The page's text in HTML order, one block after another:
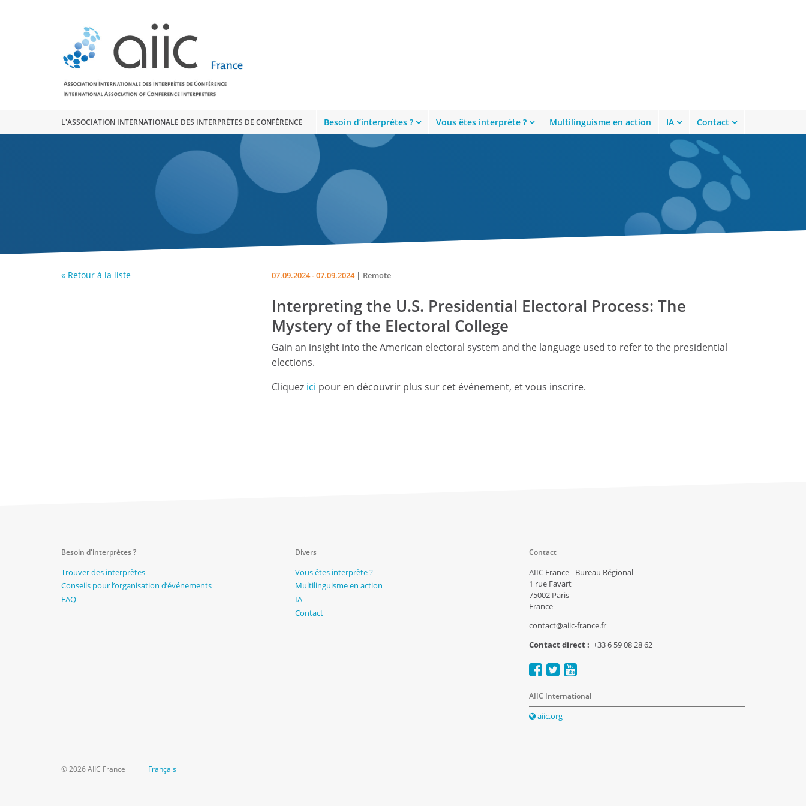
L'ASSOCIATION INTERNATIONALE DES INTERPRÈTES DE CONFÉRENCE Besoin d’interprètes ? Vous êtes interprète ? Multilinguisme en action IA Contact
« Retour à la liste 07.09.2024 - 07.09.2024 Remote
Interpreting the U.S. Presidential Electoral Process: The
Mystery of the Electoral College
Gain an insight into the American electoral system and the language used to refer to the presidential
elections.
Cliquez ici pour en découvrir plus sur cet événement, et vous inscrire.
Besoin d'interprètes ?
Trouver des interprètes
Conseils pour l’organisation d’événements
FAQ
Divers
Vous êtes interprète ?
Multilinguisme en action
IA
Contact
Contact
AIIC France - Bureau Régional
1 rue Favart
75002 Paris
France
contact@aiic-france.fr
Contact direct : +33 6 59 08 28 62
AIIC International
aiic.org
© 2026 AIIC France Français